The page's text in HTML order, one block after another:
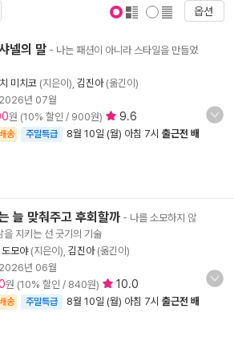
옵션
넬의 말 - 나는 패션이 아니라 스타일을 만들었
미치코 (지은이), 김진아(옮긴이)
2026년 07월
원 (10% 할인 / 900원) 9.6
송 주말특급 8월 10일 (월) 아침 7시 출근전 배
늘 맞춰주고 후회할까 - 나를 소모하지 않
을 지키는 선 긋기의 기술
모야(지은이), 김진아(옮긴이)
2026년 06월
원 (10% 할인 / 840원) 10.0
송 주말특급 8월 10일 (월) 아침 7시 출근전 배